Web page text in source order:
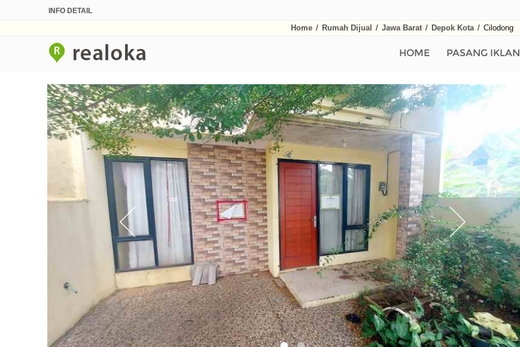
INFO DETAIL
Home / Rumah Dijual / Jawa Barat / Depok Kota / Cilodong
HOME PASANG IKLAN